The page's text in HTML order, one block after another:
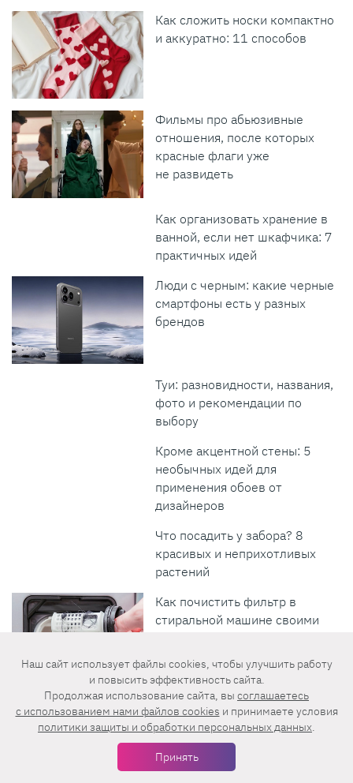
Как сложить носки компактно
и аккуратно: 11 способов
Фильмы про абьюзивные
отношения, после которых
красные флаги уже
не развидеть
Как организовать хранение в
ванной, если нет шкафчика: 7
практичных идей
Люди с черным: какие черные
смартфоны есть у разных
брендов
Туи: разновидности, названия,
фото и рекомендации по
выбору
Кроме акцентной стены: 5
необычных идей для
применения обоев от
дизайнеров
Что посадить у забора? 8
красивых и неприхотливых
растений
Как почистить фильтр в
стиральной машине своими
Наш сайт использует файлы cookies, чтобы улучшить работу
и повысить эффективность сайта.
Продолжая использование сайта, вы соглашаетесь
c использованием нами файлов cookies и принимаете условия
политики защиты и обработки персональных данных.
Принять